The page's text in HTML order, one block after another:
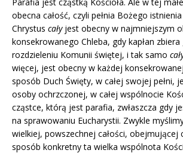
obecna całość, czyli pełnia Bożego istnienia
Chrystus cały jest obecny w najmniej­szym
konsekrowanego Chle­ba, gdy kapłan
rozdzieleniu Komunii świętej, i tak sa­mo
więcej, jest obecny w każdej
sposób Duch Święty, w całej swo­jej pełni,
osoby ochrzczonej, w całej wspólnocie
cząstce, którą jest pa­rafia, zwłaszcza gdy
na sprawowaniu Eucharystii. Zwykle
wielkiej, po­wszechnej całości, obejmującej
sposób konkretny ta wielka wspólnota